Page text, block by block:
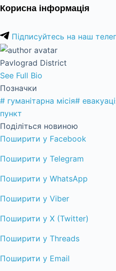
Корисна інформація
Підписуйтесь на наш
Pavlograd District
See Full Bio
Позначки
# гуманітарна місія#
пункт
Поділіться новиною
Поширити у Facebook
Поширити у Telegram
Поширити у WhatsApp
Поширити у Viber
Поширити у X (Twitter)
Поширити у Threads
Поширити у Email